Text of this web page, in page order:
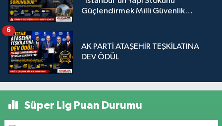
Güçlendirmek Milli Güvenlik
AK PARTİ ATAŞEHİR TEŞKİLATINA
DEV ÖDÜL
6
Süper Lig Puan Durumu